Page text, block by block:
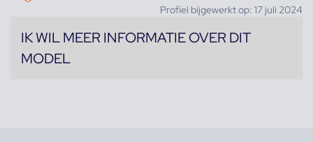
Profiel bijgewerkt op: 17 juli 2024
IK WIL MEER INFORMATIE OVER DIT
MODEL